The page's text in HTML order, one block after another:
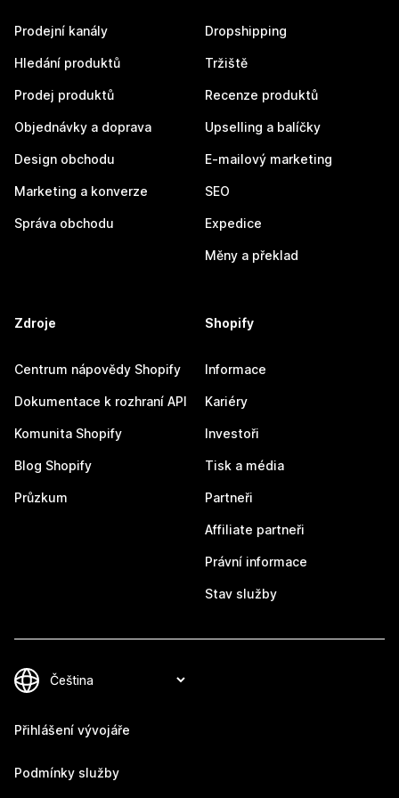
Prodejní kanály
Hledání produktů
Prodej produktů
Objednávky a doprava
Design obchodu
Marketing a konverze
Správa obchodu
Dropshipping
Tržiště
Recenze produktů
Upselling a balíčky
E-mailový marketing
SEO
Expedice
Měny a překlad
Zdroje
Centrum nápovědy Shopify
Dokumentace k rozhraní API
Komunita Shopify
Blog Shopify
Průzkum
Shopify
Informace
Kariéry
Investoři
Tisk a média
Partneři
Affiliate partneři
Právní informace
Stav služby
Přihlášení vývojáře
Podmínky služby